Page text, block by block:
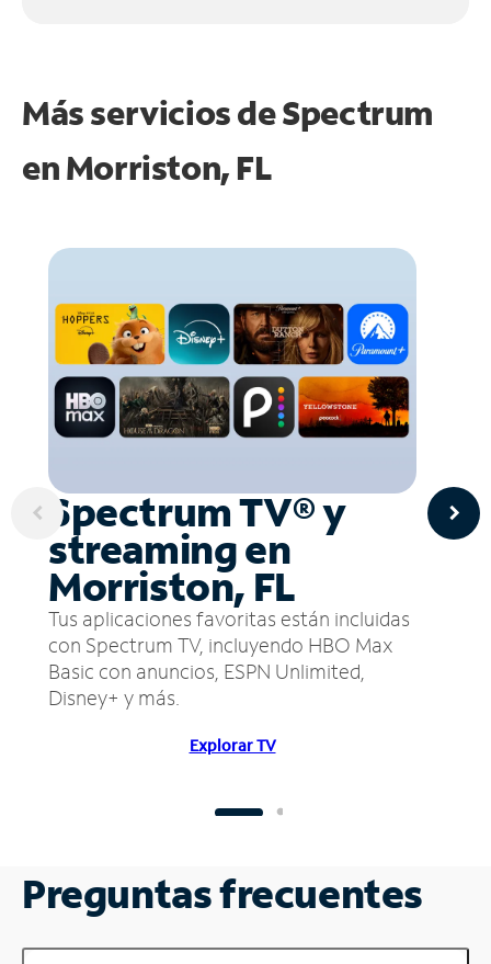
Más servicios de Spectrum
enMorriston, FL
Spectrum TV® y
streaming en
Morriston, FL
Tus aplicaciones favoritas están incluidas
con Spectrum TV, incluyendo HBO Max
Basic con anuncios, ESPN Unlimited,
Disney+ y más.
Explorar TV
Preguntas frecuentes